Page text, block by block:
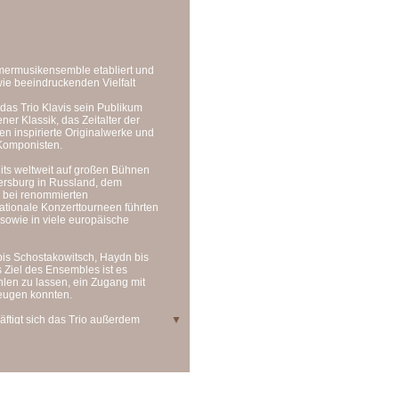
etabliert und
beeindruckenden Vielfalt
Trio Klavis sein Publikum
Klassik, das Zeitalter der
inspirierte Originalwerke und
weltweit auf großen Bühnen
in Russland, dem
renommierten
Konzerttourneen führten
in viele europäische
Schostakowitsch, Haydn bis
des Ensembles ist es
zu lassen, ein Zugang mit
konnten.
sich das Trio außerdem
▼